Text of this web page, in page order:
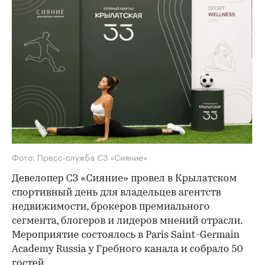
Фото: Пресс-служба СЗ «Сияние»
Девелопер СЗ «Сияние» провел в Крылатском
спортивный день для владельцев агентств
недвижимости, брокеров премиального
сегмента, блогеров и лидеров мнений отрасли.
Мероприятие состоялось в Paris Saint-Germain
Academy Russia у Гребного канала и собрало 50